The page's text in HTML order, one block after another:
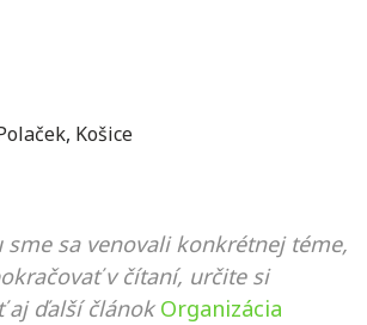
, Košice
sme sa venovali konkrétnej téme,
v čítaní, určite si
aj ďalší článok Organizácia